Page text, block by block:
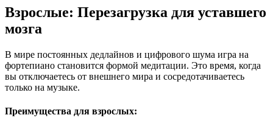
Взрослые: Перезагрузка для уставшего
мозга
В мире постоянных дедлайнов и цифрового шума игра на
фортепиано становится формой медитации. Это время, когда
вы отключаетесь от внешнего мира и сосредотачиваетесь
только на музыке.
Преимущества для взрослых: